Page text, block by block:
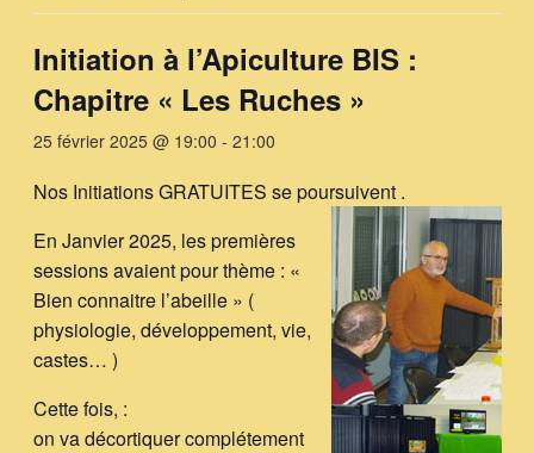
Initiation à l’Apiculture BIS :
Chapitre « Les Ruches »
25 février 2025 @ 19:00 - 21:00
Nos Initiations GRATUITES se poursuivent .
En Janvier 2025, les premières
sessions avaient pour thème : «
Bien connaitre l’abeille » (
physiologie, développement, vie,
castes… )
Cette fois, :
on va décortiquer complétement